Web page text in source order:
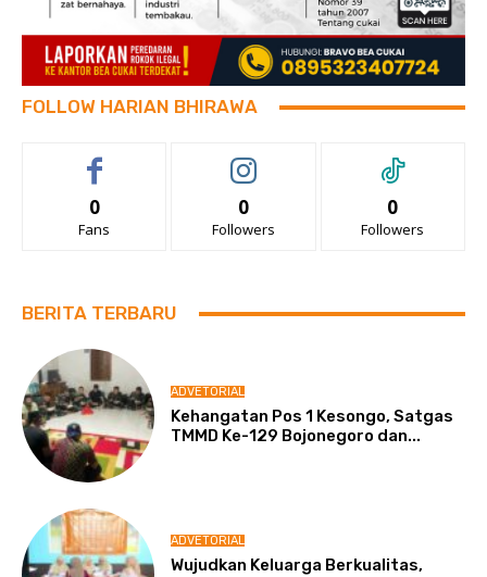
FOLLOW HARIAN BHIRAWA
0
Fans
0
Followers
0
Followers
BERITA TERBARU
ADVETORIAL
Kehangatan Pos 1 Kesongo, Satgas
TMMD Ke-129 Bojonegoro dan...
ADVETORIAL
Wujudkan Keluarga Berkualitas,